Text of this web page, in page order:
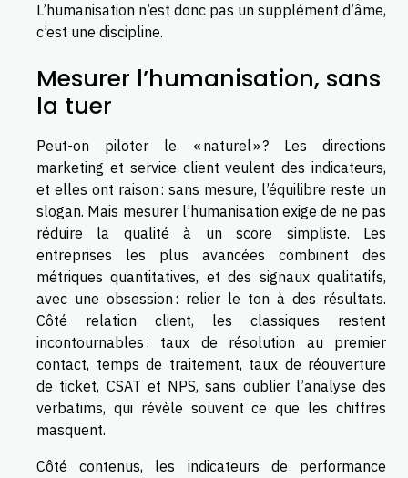
L’humanisation n’est donc pas un supplément d’âme,
c’est une discipline.
Mesurer l’humanisation, sans
la tuer
Peut-on piloter le « naturel » ? Les directions
marketing et service client veulent des indicateurs,
et elles ont raison : sans mesure, l’équilibre reste un
slogan. Mais mesurer l’humanisation exige de ne pas
réduire la qualité à un score simpliste. Les
entreprises les plus avancées combinent des
métriques quantitatives, et des signaux qualitatifs,
avec une obsession : relier le ton à des résultats.
Côté relation client, les classiques restent
incontournables : taux de résolution au premier
contact, temps de traitement, taux de réouverture
de ticket, CSAT et NPS, sans oublier l’analyse des
verbatims, qui révèle souvent ce que les chiffres
masquent.
Côté contenus, les indicateurs de performance